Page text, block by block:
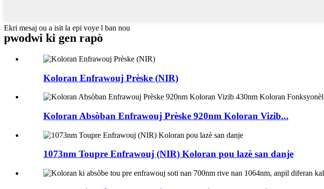
Ekri mesaj ou a isit la epi voye l ban nou
pwodwi ki gen rapò
Koloran Enfrawouj Prèske (NIR)
Koloran Absòban Enfrawouj Prèske 920nm Koloran Vizib...
1073nm Toupre Enfrawouj (NIR) Koloran pou lazè san danje